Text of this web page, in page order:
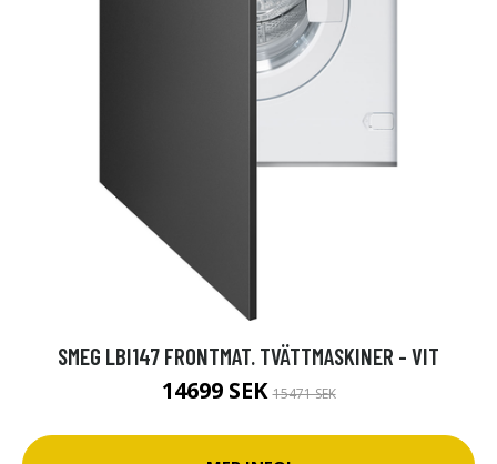
SMEG LBI147 FRONTMAT. TVÄTTMASKINER - VIT
14699 SEK15471 SEK